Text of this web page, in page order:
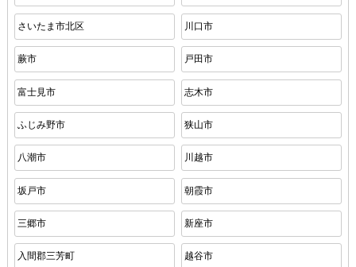
さいたま市北区 川口市
蕨市 戸田市
富士見市 志木市
ふじみ野市 狭山市
八潮市 川越市
坂戸市 朝霞市
三郷市 新座市
入間郡三芳町 越谷市